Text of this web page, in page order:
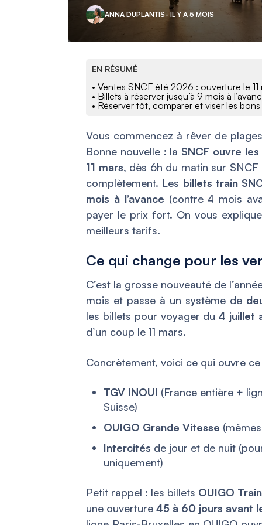
ANNA DUPLANTIS- IL Y A 5 MOIS
EN RÉSUMÉ
• Ventes SNCF été 2026 : ouverture le
• Billets à réserver jusqu’à 9 mois à
• Réserver tôt, comparer et viser les
Vous commencez à rêver de
Bonne nouvelle : la SNCF ouvre
11 mars, dès 6h du matin sur
complètement. Les billets train
mois à l’avance (contre 4 mois
payer le prix fort. On vous
meilleurs tarifs.
Ce qui change pour les
C’est la grosse nouveauté de
mois et passe à un système de
les billets pour voyager du4 juillet
d’un coup le 11 mars.
Concrètement, voici ce qui ouvre
TGV INOUI (France entière +
Suisse)
OUIGO Grande Vitesse
Intercités de jour et de nuit
uniquement)
Petit rappel : les billets OUIGO
une ouverture45 à 60 jours avant